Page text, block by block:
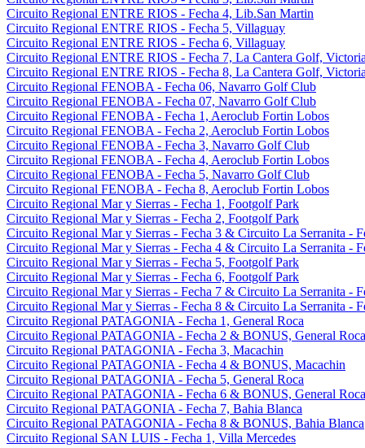
Circuito Regional ENTRE RIOS - Fecha 4, Lib.San Martin
Circuito Regional ENTRE RIOS - Fecha 5, Villaguay
Circuito Regional ENTRE RIOS - Fecha 6, Villaguay
Circuito Regional ENTRE RIOS - Fecha 7, La Cantera Golf, Victoria
Circuito Regional ENTRE RIOS - Fecha 8, La Cantera Golf, Victoria
Circuito Regional FENOBA - Fecha 06, Navarro Golf Club
Circuito Regional FENOBA - Fecha 07, Navarro Golf Club
Circuito Regional FENOBA - Fecha 1, Aeroclub Fortin Lobos
Circuito Regional FENOBA - Fecha 2, Aeroclub Fortin Lobos
Circuito Regional FENOBA - Fecha 3, Navarro Golf Club
Circuito Regional FENOBA - Fecha 4, Aeroclub Fortin Lobos
Circuito Regional FENOBA - Fecha 5, Navarro Golf Club
Circuito Regional FENOBA - Fecha 8, Aeroclub Fortin Lobos
Circuito Regional Mar y Sierras - Fecha 1, Footgolf Park
Circuito Regional Mar y Sierras - Fecha 2, Footgolf Park
Circuito Regional Mar y Sierras - Fecha 3 & Circuito La Serranita -
Circuito Regional Mar y Sierras - Fecha 4 & Circuito La Serranita -
Circuito Regional Mar y Sierras - Fecha 5, Footgolf Park
Circuito Regional Mar y Sierras - Fecha 6, Footgolf Park
Circuito Regional Mar y Sierras - Fecha 7 & Circuito La Serranita -
Circuito Regional Mar y Sierras - Fecha 8 & Circuito La Serranita -
Circuito Regional PATAGONIA - Fecha 1, General Roca
Circuito Regional PATAGONIA - Fecha 2 & BONUS, General Roca
Circuito Regional PATAGONIA - Fecha 3, Macachin
Circuito Regional PATAGONIA - Fecha 4 & BONUS, Macachin
Circuito Regional PATAGONIA - Fecha 5, General Roca
Circuito Regional PATAGONIA - Fecha 6 & BONUS, General Roca
Circuito Regional PATAGONIA - Fecha 7, Bahia Blanca
Circuito Regional PATAGONIA - Fecha 8 & BONUS, Bahia Blanca
Circuito Regional SAN LUIS - Fecha 1, Villa Mercedes